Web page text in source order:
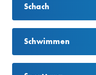
Schach
Schwimmen